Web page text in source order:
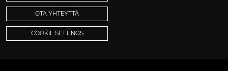
OTA YHTEYTTÄ
COOKIE SETTINGS